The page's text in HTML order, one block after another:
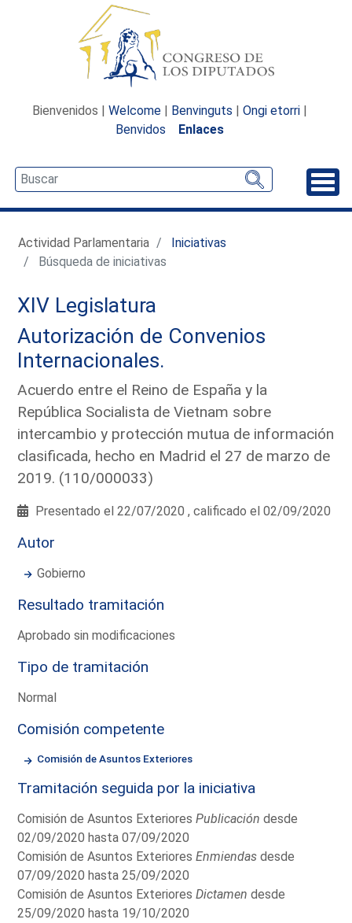
Bienvenidos | Welcome | Benvinguts | Ongi etorri |
Benvidos
Enlaces
Actividad Parlamentaria
Iniciativas
Búsqueda de iniciativas
XIV Legislatura
Autorización de Convenios
Internacionales.
Acuerdo entre el Reino de España y la
República Socialista de Vietnam sobre
intercambio y protección mutua de información
clasificada, hecho en Madrid el 27 de marzo de
2019. (110/000033)
Presentado el 22/07/2020 , calificado el 02/09/2020
Autor
Gobierno
Resultado tramitación
Aprobado sin modificaciones
Tipo de tramitación
Normal
Comisión competente
Comisión de Asuntos Exteriores
Tramitación seguida por la iniciativa
Comisión de Asuntos ExterioresPublicación desde
02/09/2020 hasta 07/09/2020
Comisión de Asuntos ExterioresEnmiendas desde
07/09/2020 hasta 25/09/2020
Comisión de Asuntos ExterioresDictamen desde
25/09/2020 hasta 19/10/2020